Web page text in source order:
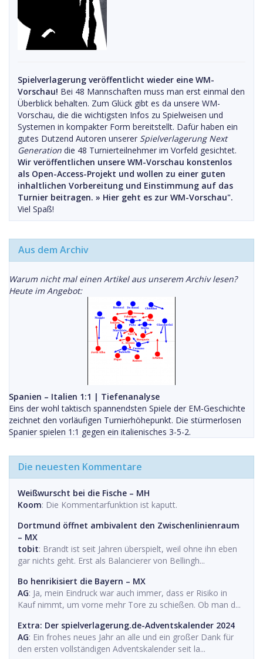
Spielverlagerung veröffentlicht wieder eine WM-
Vorschau! Bei 48 Mannschaften muss man erst einmal den
Überblick behalten. Zum Glück gibt es da unsere WM-
Vorschau, die die wichtigsten Infos zu Spielweisen und
Systemen in kompakter Form bereitstellt. Dafür haben ein
gutes Dutzend Autoren unserer Spielverlagerung Next
Generation die 48 Turnierteilnehmer im Vorfeld gesichtet.
Wir veröffentlichen unsere WM-Vorschau konstenlos
als Open-Access-Projekt und wollen zu einer guten
inhaltlichen Vorbereitung und Einstimmung auf das
Turnier beitragen. » Hier geht es zur WM-Vorschau".
Viel Spaß!
Aus dem Archiv
Warum nicht mal einen Artikel aus unserem Archiv lesen?
Heute im Angebot:
Spanien – Italien 1:1 | Tiefenanalyse
Eins der wohl taktisch spannendsten Spiele der EM-Geschichte
zeichnet den vorläufigen Turnierhöhepunkt. Die stürmerlosen
Spanier spielen 1:1 gegen ein italienisches 3-5-2.
Die neuesten Kommentare
Weißwurscht bei die Fische – MH
Koom: Die Kommentarfunktion ist kaputt.
Dortmund öffnet ambivalent den Zwischenlinienraum
– MX
tobit: Brandt ist seit Jahren überspielt, weil ohne ihn eben
gar nichts geht. Erst als Balancierer von Bellingh...
Bo henrikisiert die Bayern – MX
AG: Ja, mein Eindruck war auch immer, dass er Risiko in
Kauf nimmt, um vorne mehr Tore zu schießen. Ob man d...
Extra: Der spielverlagerung.de-Adventskalender 2024
AG: Ein frohes neues Jahr an alle und ein großer Dank für
den ersten vollständigen Adventskalender seit la...